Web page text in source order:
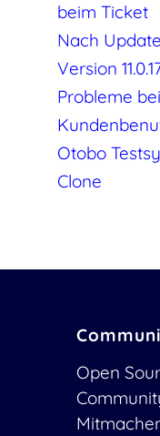
beim Ticket
Nach
Version
Probleme bei
Otobo
Clone
Open